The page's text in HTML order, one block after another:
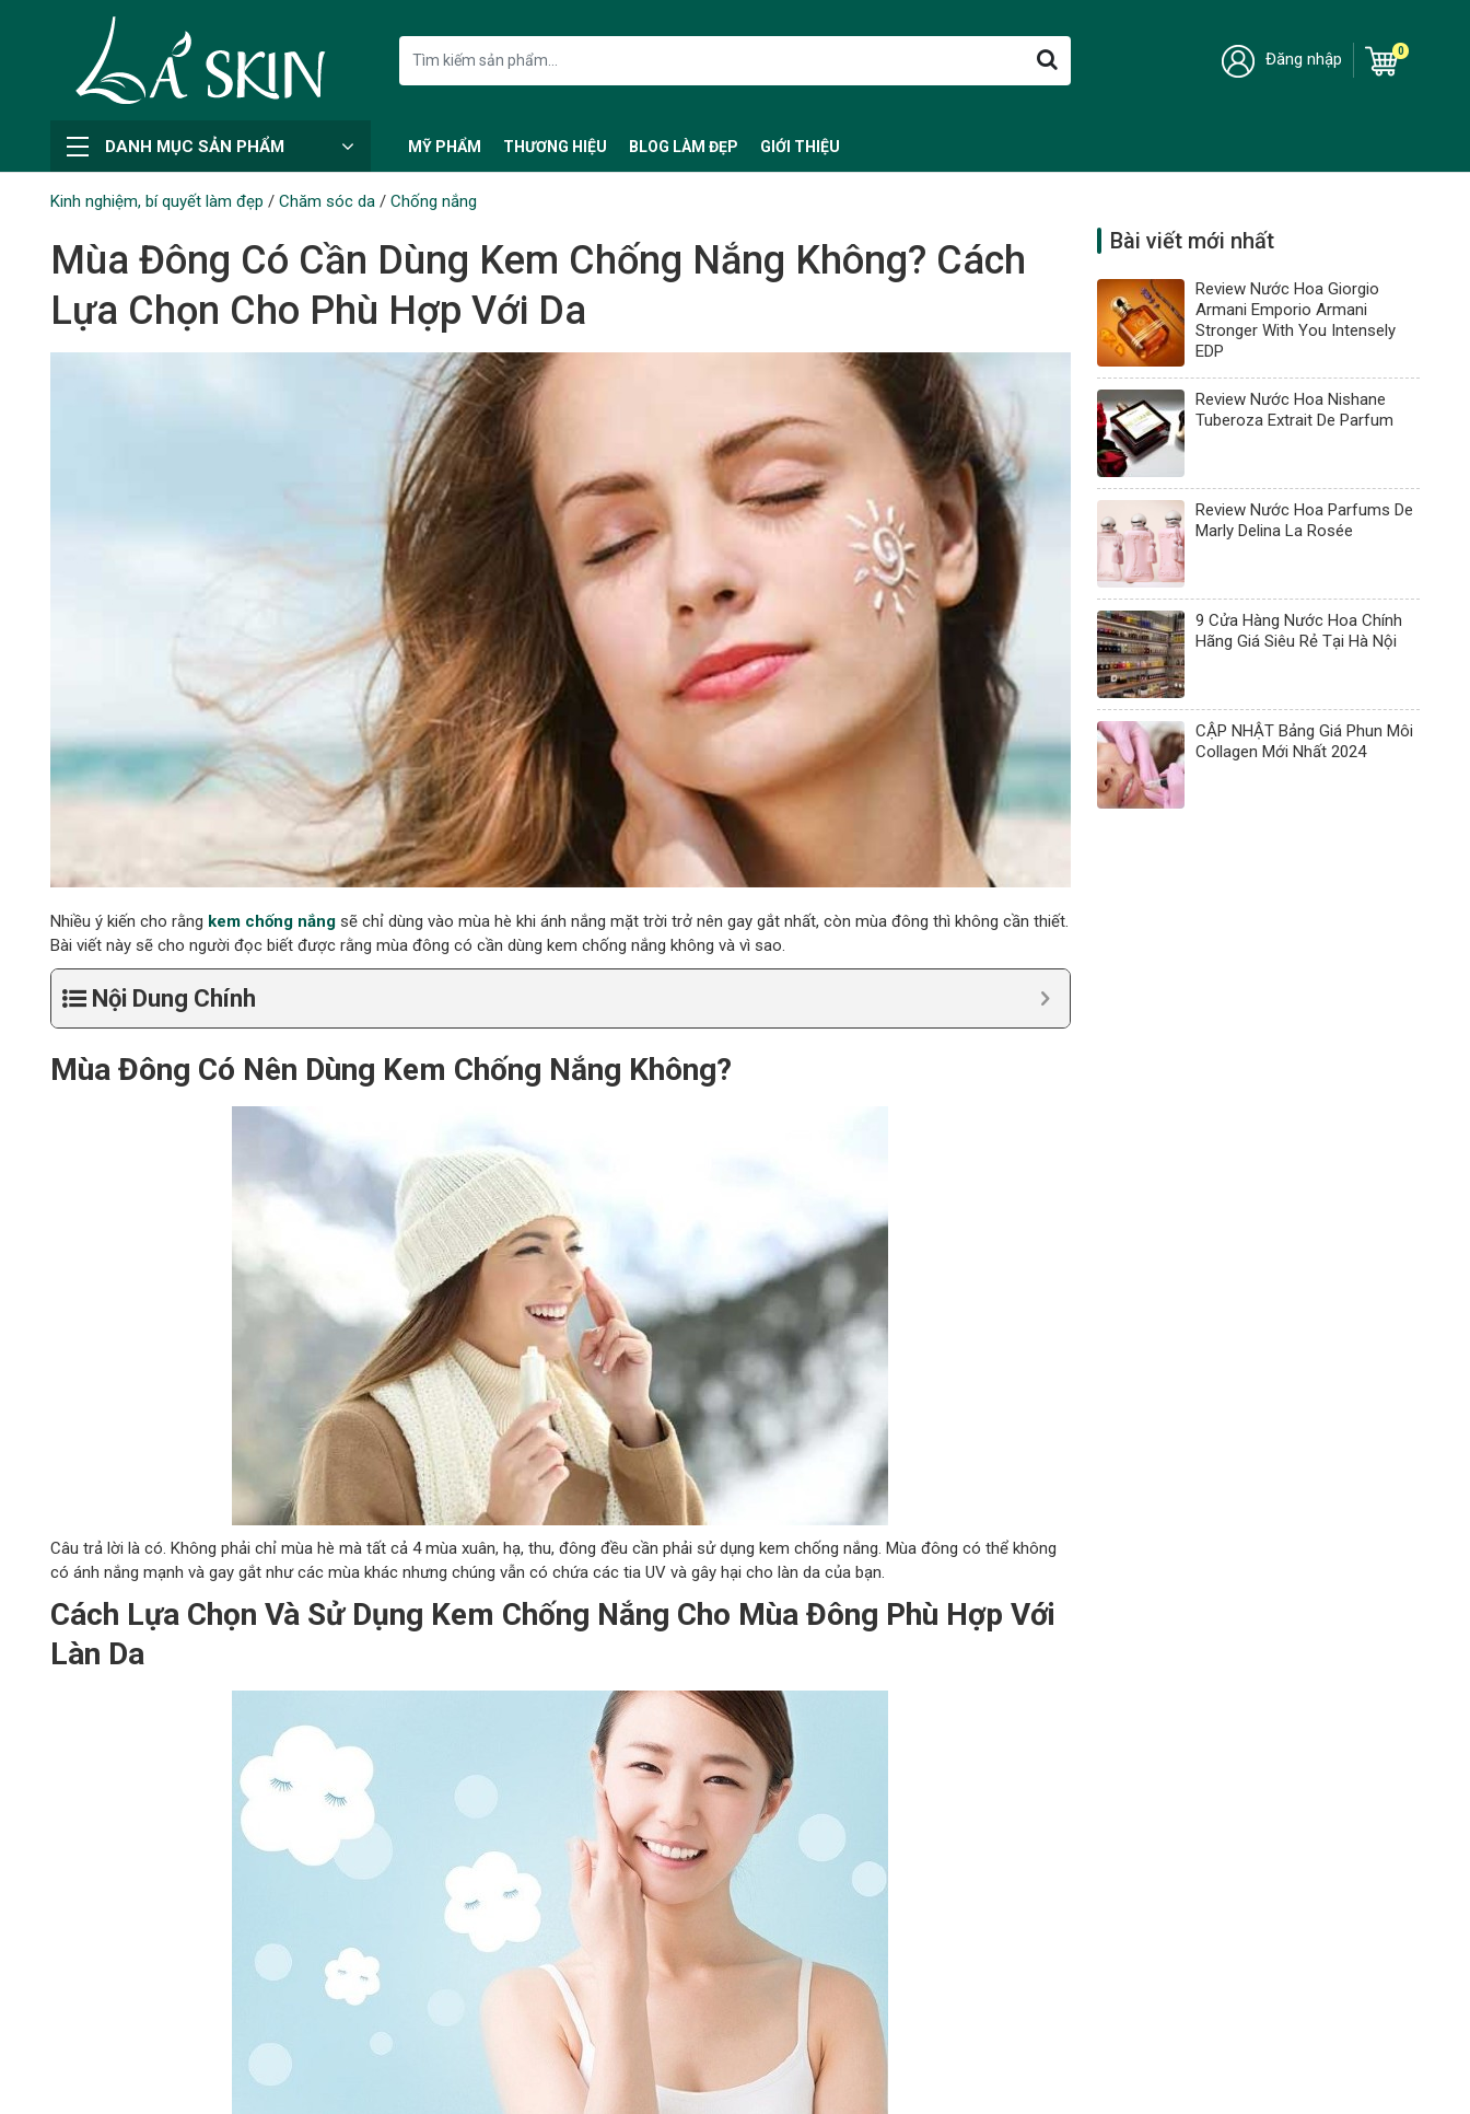
Đăng nhập 0
DANH MỤC SẢN PHẨM MỸ PHẨM THƯƠNG HIỆU BLOG LÀM ĐẸP GIỚI THIỆU
Kinh nghiệm, bí quyết làm đẹp / Chăm sóc da/ Chống nắng
Mùa Đông Có Cần Dùng Kem Chống Nắng Không? Cách
Lựa Chọn Cho Phù Hợp Với Da
Nhiều ý kiến cho rằng kem chống nắngsẽ chỉ dùng vào mùa hè khi ánh nắng mặt trời trở nên gay gắt nhất, còn mùa đông thì không cần thiết.
Bài viết này sẽ cho người đọc biết được rằng mùa đông có cần dùng kem chống nắng không và vì sao.
Nội Dung Chính
Mùa Đông Có Nên Dùng Kem Chống Nắng Không?
Câu trả lời là có. Không phải chỉ mùa hè mà tất cả 4 mùa xuân, hạ, thu, đông đều cần phải sử dụng kem chống nắng. Mùa đông có thể không
có ánh nắng mạnh và gay gắt như các mùa khác nhưng chúng vẫn có chứa các tia UV và gây hại cho làn da của bạn.
Cách Lựa Chọn Và Sử Dụng Kem Chống Nắng Cho Mùa Đông Phù Hợp Với
Làn Da
Bài viết mới nhất
Review Nước Hoa Giorgio
Armani Emporio Armani
Stronger With You Intensely
EDP
Review Nước Hoa Nishane
Tuberoza Extrait De Parfum
Review Nước Hoa Parfums De
Marly Delina La Rosée
9 Cửa Hàng Nước Hoa Chính
Hãng Giá Siêu Rẻ Tại Hà Nội
CẬP NHẬT Bảng Giá Phun Môi
Collagen Mới Nhất 2024